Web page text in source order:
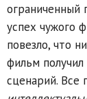
ограниченный
успех чужого
повезло, что
фильм получил
сценарий. Все